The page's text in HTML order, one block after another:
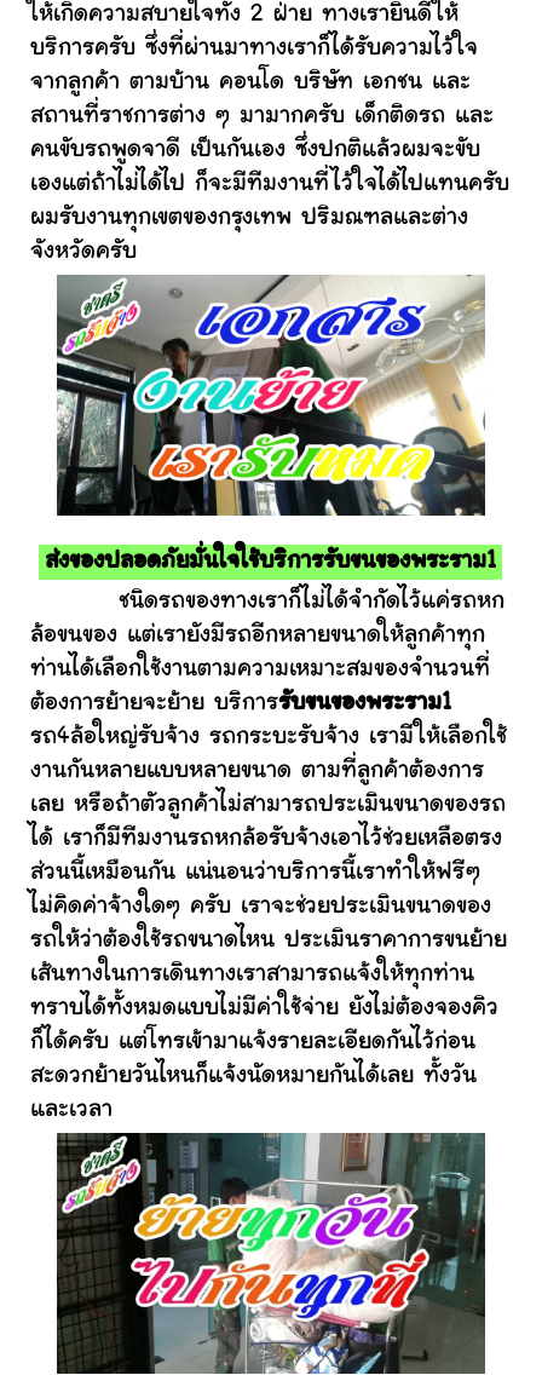
ให้เกิดความสบายใจทั้ง 2 ฝ่าย ทางเรายินดีให้
บริการครับ ซึ่งที่ผ่านมาทางเราก็ได้รับความไว้ใจ
จากลูกค้า ตามบ้าน คอนโด บริษัท เอกชน และ
สถานที่ราชการต่าง ๆ มามากครับ เด็กติดรถ และ
คนขับรถพูดจาดี เป็นกันเอง ซึ่งปกติแล้วผมจะขับ
เองแต่ถ้าไม่ได้ไป ก็จะมีทีมงานที่ไว้ใจได้ไปแทนครับ
ผมรับงานทุกเขตของกรุงเทพ ปริมณฑลและต่าง
จังหวัดครับ
ส่งของปลอดภัยมั่นใจใช้บริการรับขนของพระราม1
ชนิดรถของทางเราก็ไม่ได้จำกัดไว้แค่รถหก
ล้อขนของ แต่เรายังมีรถอีกหลายขนาดให้ลูกค้าทุก
ท่านได้เลือกใช้งานตามความเหมาะสมของจำนวนที่
ต้องการย้ายจะย้าย บริการรับขนของพระราม1
รถ4ล้อใหญ่รับจ้าง รถกระบะรับจ้าง เรามีให้เลือกใช้
งานกันหลายแบบหลายขนาด ตามที่ลูกค้าต้องการ
เลย หรือถ้าตัวลูกค้าไม่สามารถประเมินขนาดของรถ
ได้ เราก็มีทีมงานรถหกล้อรับจ้างเอาไว้ช่วยเหลือตรง
ส่วนนี้เหมือนกัน แน่นอนว่าบริการนี้เราทำให้ฟรีๆ
ไม่คิดค่าจ้างใดๆ ครับ เราจะช่วยประเมินขนาดของ
รถให้ว่าต้องใช้รถขนาดไหน ประเมินราคาการขนย้าย
เส้นทางในการเดินทางเราสามารถแจ้งให้ทุกท่าน
ทราบได้ทั้งหมดแบบไม่มีค่าใช้จ่าย ยังไม่ต้องจองคิว
ก็ได้ครับ แต่โทรเข้ามาแจ้งรายละเอียดกันไว้ก่อน
สะดวกย้ายวันไหนก็แจ้งนัดหมายกันได้เลย ทั้งวัน
และเวลา